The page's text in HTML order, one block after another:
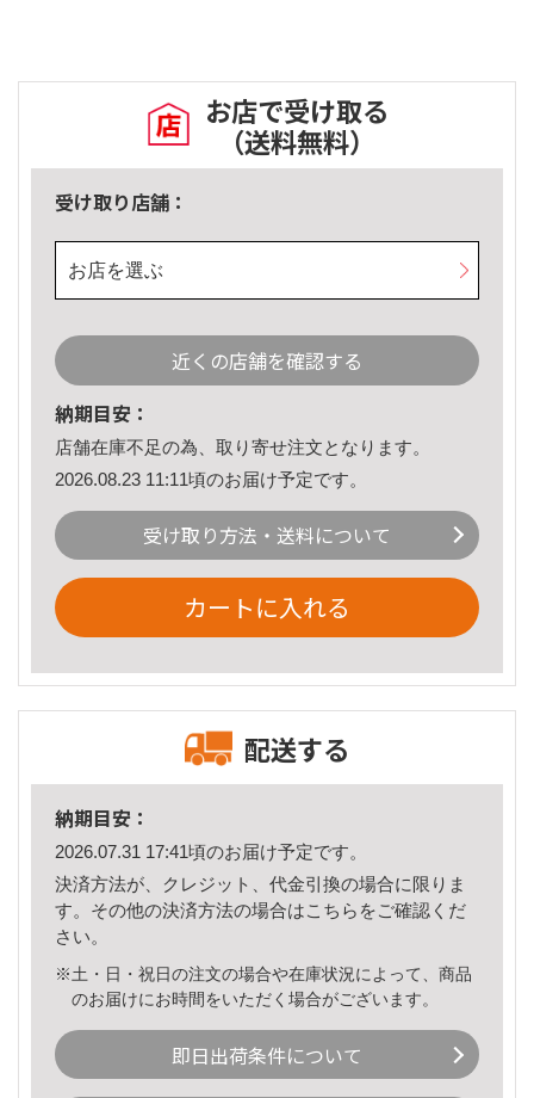
お店で受け取る
（送料無料）
受け取り店舗：
お店を選ぶ
近くの店舗を確認する
納期目安：
店舗在庫不足の為、取り寄せ注文となります。
2026.08.23 11:11頃のお届け予定です。
受け取り方法・送料について
カートに入れる
配送する
納期目安：
2026.07.31 17:41頃のお届け予定です。
決済方法が、クレジット、代金引換の場合に限りま
す。その他の決済方法の場合はこちら をご確認くだ
さい。
※土・日・祝日の注文の場合や在庫状況によって、商品
のお届けにお時間をいただく場合がございます。
即日出荷条件について